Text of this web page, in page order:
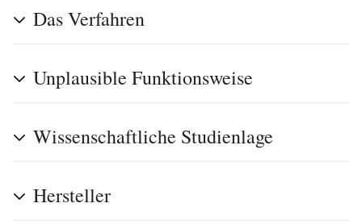
Das Verfahren
Unplausible Funktionsweise
Wissenschaftliche Studienlage
Hersteller